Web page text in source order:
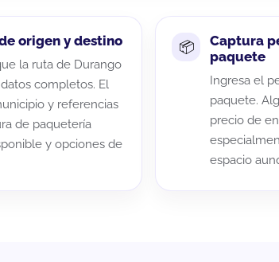
origen y destino
la ruta de Durango
completos. El
y referencias
de paquetería
y opciones de
Captura
paquete
Ingresa el
paquete.
precio de
espacio